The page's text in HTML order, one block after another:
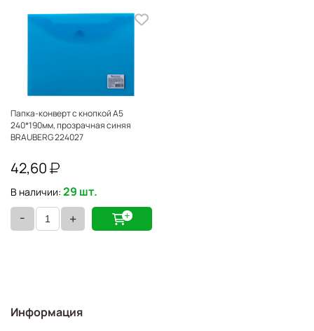
Папка-конверт с кнопкой А5
240*190мм, прозрачная синяя
BRAUBERG 224027
42,60
В наличии: 29 шт.
- +
Информация